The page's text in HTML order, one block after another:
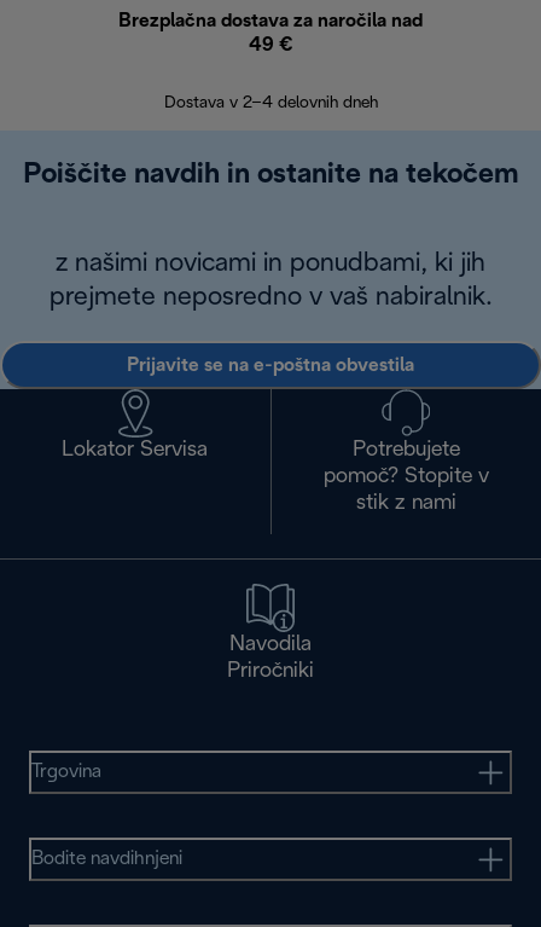
Brezplačna dostava za naročila nad
49 €
Dostava v 2–4 delovnih dneh
Poiščite navdih in ostanite na tekočem
z našimi novicami in ponudbami, ki jih
prejmete neposredno v vaš nabiralnik.
Prijavite se na e-poštna obvestila
Lokator Servisa
Potrebujete
pomoč? Stopite v
stik z nami
Navodila
Priročniki
Trgovina
Bodite navdihnjeni